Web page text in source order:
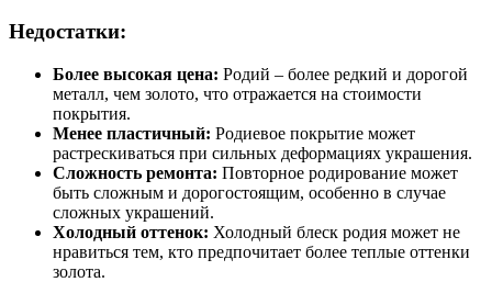
Недостатки:
Более высокая цена: Родий – более редкий и дорогой
металл, чем золото, что отражается на стоимости
покрытия.
Менее пластичный: Родиевое покрытие может
растрескиваться при сильных деформациях украшения.
Сложность ремонта: Повторное родирование может
быть сложным и дорогостоящим, особенно в случае
сложных украшений.
Холодный оттенок: Холодный блеск родия может не
нравиться тем, кто предпочитает более теплые оттенки
золота.